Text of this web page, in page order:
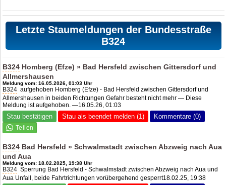
Letzte Staumeldungen der Bundesstraße
B324
B324 Homberg (Efze) » Bad Hersfeld zwischen Gittersdorf und
Allmershausen
Meldung vom: 16.05.2026, 01:03 Uhr
B324 aufgehoben Homberg (Efze) - Bad Hersfeld zwischen Gittersdorf und
Allmershausen in beiden Richtungen Gefahr besteht nicht mehr — Diese
Meldung ist aufgehoben. —16.05.26, 01:03
Stau bestätigen Stau als beendet melden (1) Kommentare (0)
B324 Bad Hersfeld » Schwalmstadt zwischen Abzweig nach Aua
und Aua
Meldung vom: 18.02.2025, 19:38 Uhr
B324 Sperrung Bad Hersfeld - Schwalmstadt zwischen Abzweig nach Aua und
Aua Unfall, beide Fahrtrichtungen vorübergehend gesperrt18.02.25, 19:38